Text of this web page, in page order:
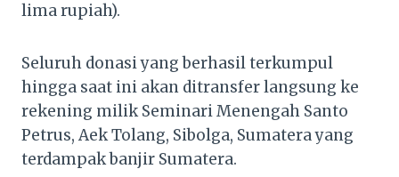
lima rupiah).
Seluruh donasi yang berhasil terkumpul
hingga saat ini akan ditransfer langsung ke
rekening milik Seminari Menengah Santo
Petrus, Aek Tolang, Sibolga, Sumatera yang
terdampak banjir Sumatera.